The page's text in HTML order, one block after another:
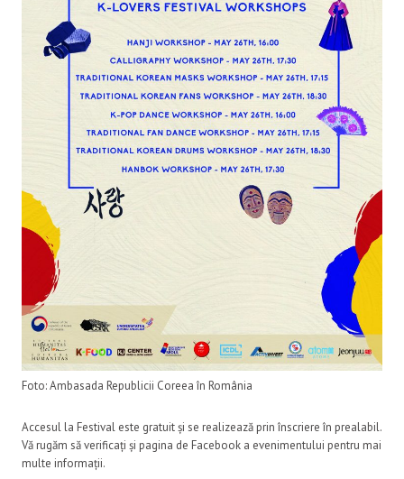
Foto: Ambasada Republicii Coreea în România
Accesul la Festival este gratuit și se realizează prin înscriere în prealabil.
Vă rugăm să verificați și pagina de Facebook a evenimentului pentru mai
multe informații.